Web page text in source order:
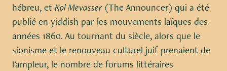
hébreu, et Kol Mevasser(The Announcer) qui a été
publié en yiddish par les mouvements laïques des
années 1860. Au tournant du siècle, alors que le
sionisme et le renouveau culturel juif prenaient de
l'ampleur, le nombre de forums littéraires